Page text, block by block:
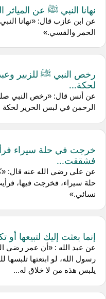
نهانا النبي ﷺ عن
عن ‌ابن عازب قال: «نهانا
الحمر والقسي.»
رخص النبي ﷺ للزبير
لحكة...
عن ‌أنس قال: «رخص النبي صلى
الرحمن في لبس الحرير لحكة
خرجت في حلة سيراء
فشققت...
عن ‌علي رضي الله عنه قال:
حلة سيراء، فخرجت فيها،
نسائي.»
إنما بعثت إليك لتبيعها أو
عن ‌عبد الله : «أن عمر رضي
رسول الله، لو ابتعتها تلبسها
يلبس هذه من لا خلاق له...